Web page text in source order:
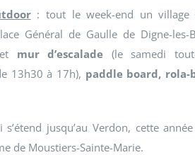
: tout le week-end un village
Général de Gaulle de Digne-les-
mur d’escalade (le samedi
13h30 à 17h), paddle board, rola-
jusqu’au Verdon, cette
de Moustiers-Sainte-Marie.